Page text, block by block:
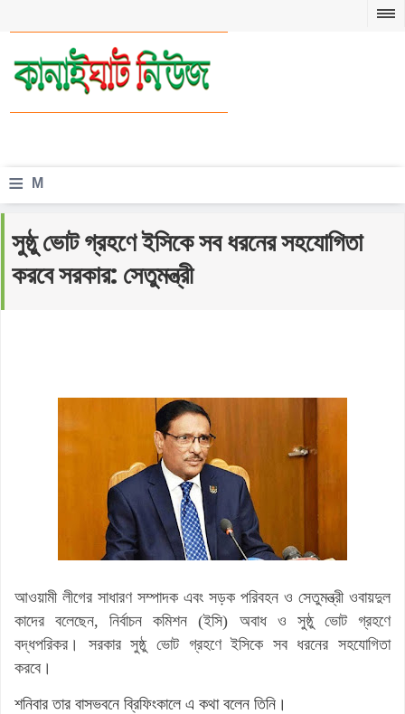
≡ M
n
u
সুষ্ঠু ভোট গ্রহণে ইসিকে সব ধরনের সহযোগিতা
করবে সরকার: সেতুমন্ত্রী
আওয়ামী লীগের সাধারণ সম্পাদক এবং সড়ক পরিবহন ও সেতুমন্ত্রী ওবায়দুল
কাদের বলেছেন, নির্বাচন কমিশন (ইসি) অবাধ ও সুষ্ঠু ভোট গ্রহণে
বদ্ধপরিকর। সরকার সুষ্ঠু ভোট গ্রহণে ইসিকে সব ধরনের সহযোগিতা
করবে।
শনিবার তার বাসভবনে ব্রিফিংকালে এ কথা বলেন তিনি।